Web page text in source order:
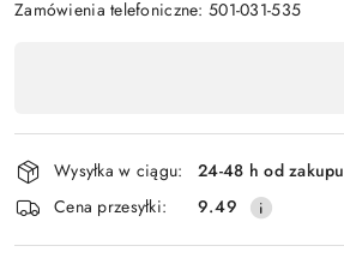
Zamówienia telefoniczne: 501-031-535
płatność
i
dostawa
Wysyłka w ciągu:
24-48 h od zakupu
Cena przesyłki:
9.49